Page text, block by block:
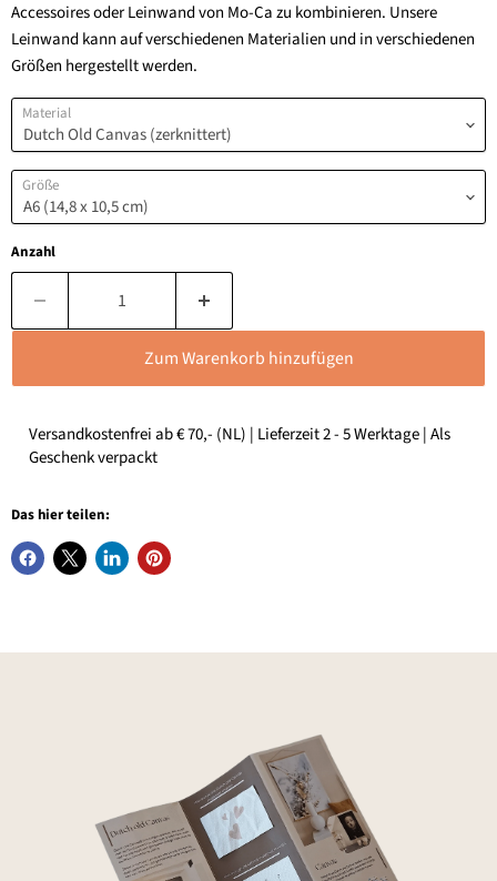
Accessoires oder Leinwand von Mo-Ca zu kombinieren. Unsere
Leinwand kann auf verschiedenen Materialien und in verschiedenen
Größen hergestellt werden.
Material
Größe
Anzahl
Zum Warenkorb hinzufügen
Versandkostenfrei ab € 70,- (NL) | Lieferzeit 2 - 5 Werktage | Als
Geschenk verpackt
Das hier teilen: